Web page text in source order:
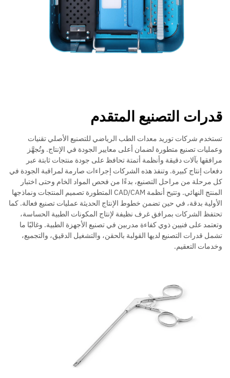
قدرات التصنيع المتقدم
تستخدم شركات توريد معدات الطب الرياضي للتصنيع الأصلي تقنيات
وعمليات تصنيع متطورة لضمان أعلى معايير الجودة في الإنتاج. وتُجهَّز
مرافقها بآلات دقيقة وأنظمة أتمتة تحافظ على جودة منتجات ثابتة عبر
دفعات إنتاج كبيرة. وتنفذ هذه الشركات إجراءات صارمة لمراقبة الجودة في
كل مرحلة من مراحل التصنيع، بدءًا من فحص المواد الخام وحتى اختبار
المنتج النهائي. وتتيح أنظمة CAD/CAM المتطورة تصميم المنتجات ونماذجها
الأولية بدقة، في حين تضمن خطوط الإنتاج الحديثة عمليات تصنيع فعالة. كما
تحتفظ الشركات بمرافق غرف نظيفة لإنتاج المكونات الطبية الحساسة،
وتعتمد على فنيين ذوي كفاءة مدربين في تصنيع الأجهزة الطبية. وغالبًا ما
تشمل قدرات التصنيع لديها القولبة بالحقن، والتشغيل الدقيق، والتجميع،
وخدمات التعقيم.